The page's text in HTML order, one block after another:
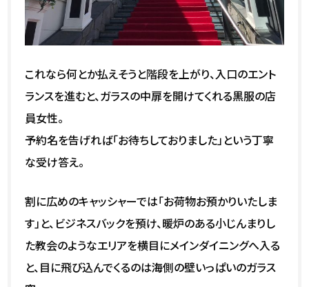
これなら何とか払えそうと階段を上がり、入口のエント
ランスを進むと、ガラスの中扉を開けてくれる黒服の店
員女性。
予約名を告げれば「お待ちしておりました」という丁寧
な受け答え。
割に広めのキャッシャーでは「お荷物お預かりいたしま
す」と、ビジネスバックを預け、暖炉のある小じんまりし
た教会のようなエリアを横目にメインダイニングへ入る
と、目に飛び込んでくるのは海側の壁いっぱいのガラス